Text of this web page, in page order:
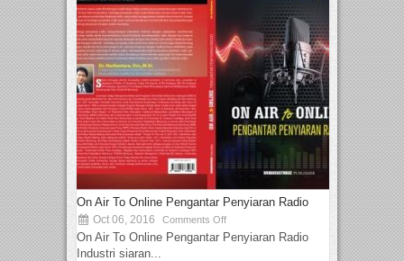
On Air To Online Pengantar Penyiaran Radio
Oct 06, 2016 Comments Off
On Air To Online Pengantar Penyiaran Radio
Industri siaran...